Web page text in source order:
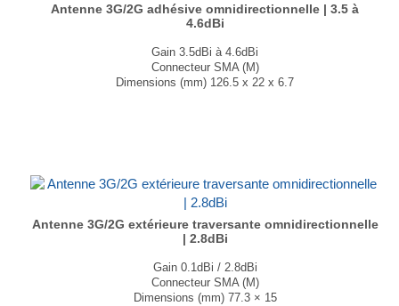
Antenne 3G/2G adhésive omnidirectionnelle | 3.5 à
4.6dBi
Gain 3.5dBi à 4.6dBi
Connecteur SMA (M)
Dimensions (mm) 126.5 x 22 x 6.7
Antenne 3G/2G extérieure traversante omnidirectionnelle
| 2.8dBi
Gain 0.1dBi / 2.8dBi
Connecteur SMA (M)
Dimensions (mm) 77.3 × 15